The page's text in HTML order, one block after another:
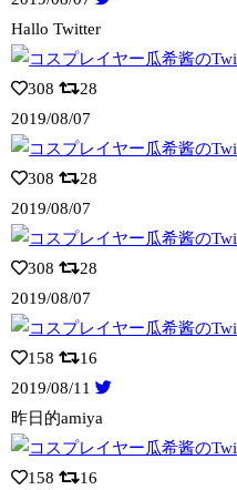
Hallo Twitter
308
28
2019/08/07
308
28
2019/08/07
308
28
2019/08/07
158
16
2019/08/11
昨日的amiya
158 16